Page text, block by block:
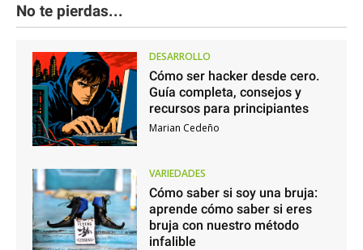
No te pierdas...
DESARROLLO
Cómo ser hacker desde cero.
Guía completa, consejos y
recursos para principiantes
Marian Cedeño
VARIEDADES
Cómo saber si soy una bruja:
aprende cómo saber si eres
bruja con nuestro método
infalible